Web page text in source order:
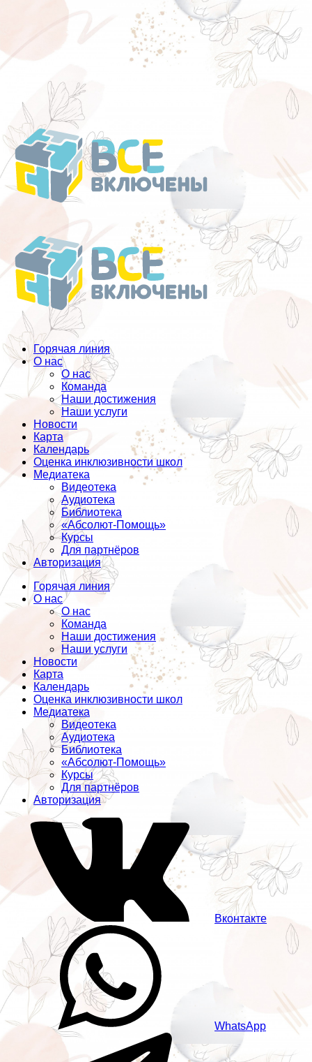
Перейти
к
содержанию
Горячая линия
О нас
О нас
Команда
Наши достижения
Наши услуги
Новости
Карта
Календарь
Оценка инклюзивности школ
Медиатека
Видеотека
Аудиотека
Библиотека
«Абсолют-Помощь»
Курсы
Для партнёров
Авторизация
Горячая линия
О нас
О нас
Команда
Наши достижения
Наши услуги
Новости
Карта
Календарь
Оценка инклюзивности школ
Медиатека
Видеотека
Аудиотека
Библиотека
«Абсолют-Помощь»
Курсы
Для партнёров
Авторизация
Вконтакте
WhatsApp